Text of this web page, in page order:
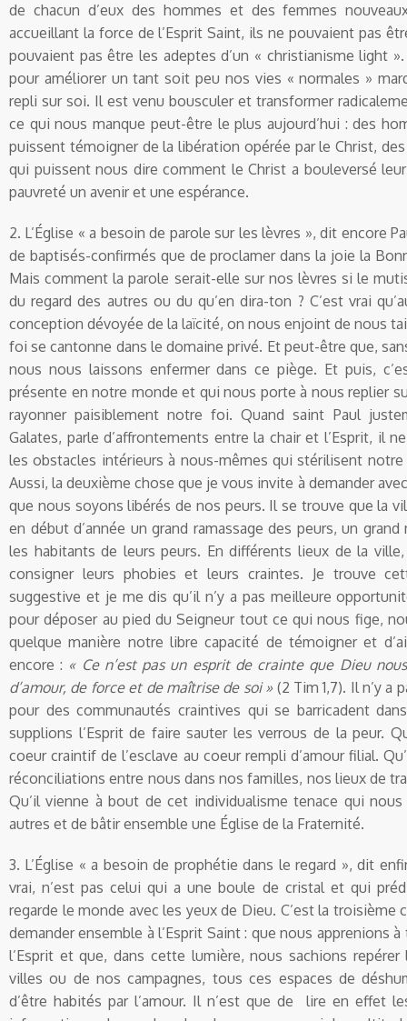
de chacun d’eux des hommes et des femmes
accueillant la force de l’Esprit Saint, ils ne pouvaient pas
pouvaient pas être les adeptes d’un « christianisme light ».
pour améliorer un tant soit peu nos vies « normales »
repli sur soi. Il est venu bousculer et transformer
ce qui nous manque peut-être le plus aujourd’hui : des
puissent témoigner de la libération opérée par le Christ,
qui puissent nous dire comment le Christ a bouleversé
pauvreté un avenir et une espérance.
2. L’Église « a besoin de parole sur les lèvres », dit encore
de baptisés-confirmés que de proclamer dans la joie la
Mais comment la parole serait-elle sur nos lèvres si le
du regard des autres ou du qu’en dira-ton ? C’est vrai
conception dévoyée de la laïcité, on nous enjoint de nous
foi se cantonne dans le domaine privé. Et peut-être que,
nous nous laissons enfermer dans ce piège. Et puis,
présente en notre monde et qui nous porte à nous replier
rayonner paisiblement notre foi. Quand saint Paul
Galates, parle d’affrontements entre la chair et l’Esprit, il
les obstacles intérieurs à nous-mêmes qui stérilisent
Aussi, la deuxième chose que je vous invite à demander
que nous soyons libérés de nos peurs. Il se trouve que la
en début d’année un grand ramassage des peurs, un grand
les habitants de leurs peurs. En différents lieux de la
consigner leurs phobies et leurs craintes. Je trouve
suggestive et je me dis qu’il n’y a pas meilleure
pour déposer au pied du Seigneur tout ce qui nous fige,
quelque manière notre libre capacité de témoigner et
encore : « Ce n’est pas un esprit de crainte que Dieu
d’amour, de force et de maîtrise de soi » (2 Tim 1,7). Il n’y a
pour des communautés craintives qui se barricadent
supplions l’Esprit de faire sauter les verrous de la peur.
coeur craintif de l’esclave au coeur rempli d’amour filial.
réconciliations entre nous dans nos familles, nos lieux de
Qu’il vienne à bout de cet individualisme tenace qui nous
autres et de bâtir ensemble une Église de la Fraternité.
3. L’Église « a besoin de prophétie dans le regard », dit
vrai, n’est pas celui qui a une boule de cristal et qui
regarde le monde avec les yeux de Dieu. C’est la troisième
demander ensemble à l’Esprit Saint : que nous apprenions
l’Esprit et que, dans cette lumière, nous sachions
villes ou de nos campagnes, tous ces espaces de
d’être habités par l’amour. Il n’est que de lire en effet